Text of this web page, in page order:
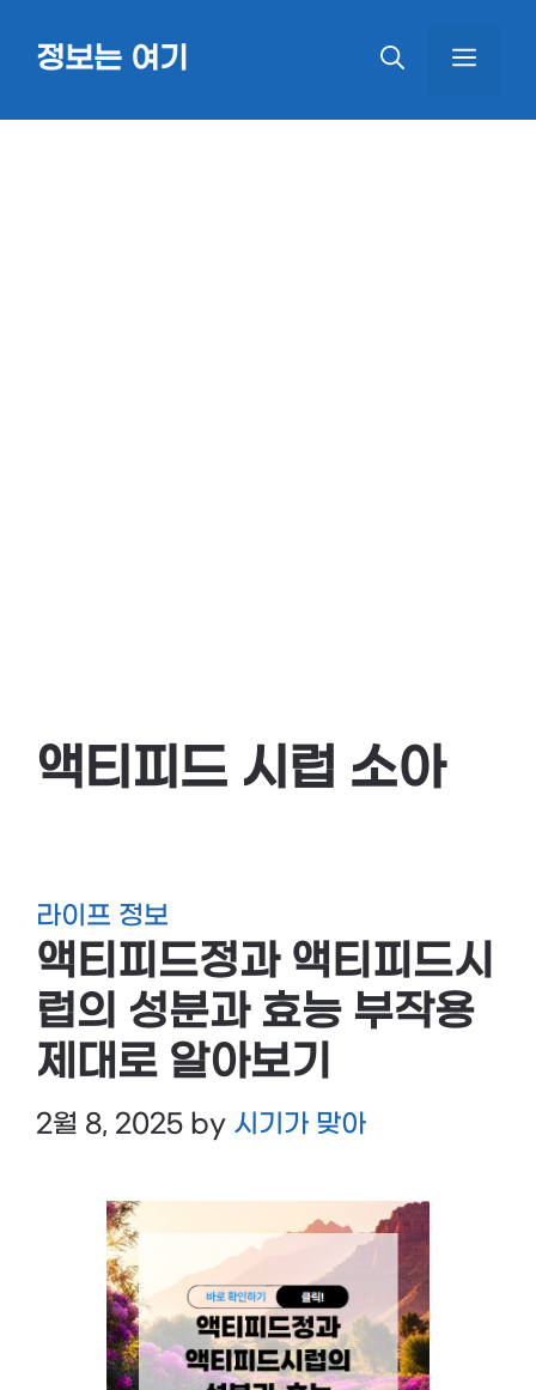
정보는 여기
액티피드 시럽 소아
라이프 정보
액티피드정과 액티피드시
럽의 성분과 효능 부작용
제대로 알아보기
2월 8, 2025 by 시기가 맞아